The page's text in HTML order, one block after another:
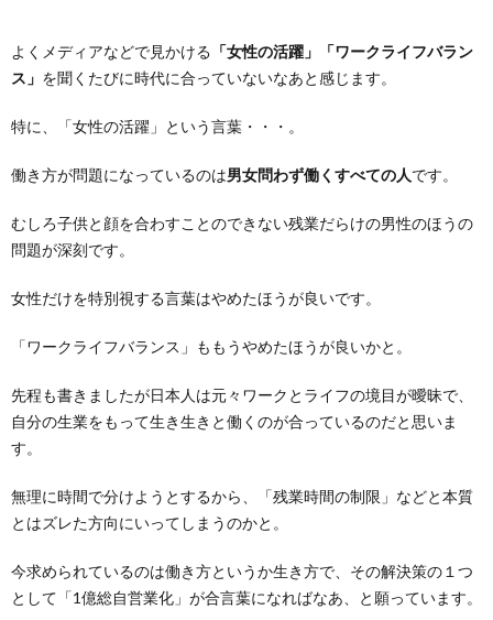
よくメディアなどで見かける 「女性の活躍」「ワークライフバラン
ス」 を聞くたびに時代に合っていないなあと感じます。
特に、「女性の活躍」という言葉・・・。
働き方が問題になっているのは男女問わず働くすべての人です。
むしろ子供と顔を合わすことのできない残業だらけの男性のほうの
問題が深刻です。
女性だけを特別視する言葉はやめたほうが良いです。
「ワークライフバランス」ももうやめたほうが良いかと。
先程も書きましたが日本人は元々ワークとライフの境目が曖昧で、
自分の生業をもって生き生きと働くのが合っているのだと思いま
す。
無理に時間で分けようとするから、「残業時間の制限」などと本質
とはズレた方向にいってしまうのかと。
今求められているのは働き方というか生き方で、その解決策の１つ
として「1億総自営業化」が合言葉になればなあ、と願っています。